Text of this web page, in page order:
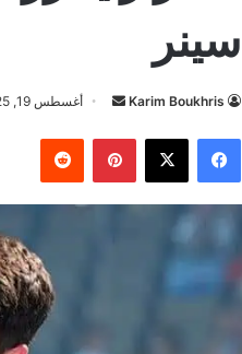
سينر
Karim Boukhris
أرسل
إلكترونيا
أغسطس 19, 2025
فيسبوك ‫X بينتيريست